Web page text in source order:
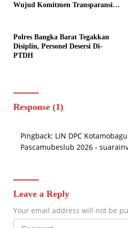
Wujud Komitmen Transparansi
Polres Bangka Barat Tegakkan
Disiplin, Personel Desersi Di-
PTDH
Response (1)
Pingback: LIN DPC
Pascamubeslub 2026 -
Leave a Reply
Your email address will not be